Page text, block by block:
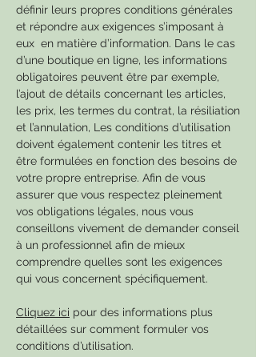
définir leurs propres conditions générales
et répondre aux exigences s’imposant à
eux en matière d’information. Dans le cas
d’une boutique en ligne, les informations
obligatoires peuvent être par exemple,
l’ajout de détails concernant les articles,
les prix, les termes du contrat, la résiliation
et l’annulation, Les conditions d’utilisation
doivent également contenir les titres et
être formulées en fonction des besoins de
votre propre entreprise. Afin de vous
assurer que vous respectez pleinement
vos obligations légales, nous vous
conseillons vivement de demander conseil
à un professionnel afin de mieux
comprendre quelles sont les exigences
qui vous concernent spécifiquement.
Cliquez ici pour des informations plus
détaillées sur comment formuler vos
conditions d’utilisation.